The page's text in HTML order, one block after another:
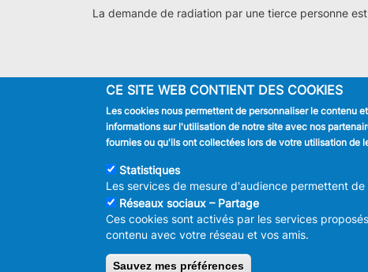
La demande de radiation par une tierce personne est
JE SUIS
Habitant
Journaliste
© 2026 ADMINISTRATION
CE SITE WEB CONTIENT DES COOKIES
Les cookies nous permettent de personnaliser le contenu
informations sur l'utilisation de notre site avec nos
fournies ou qu'ils ont collectées lors de votre utilisation de
Statistiques
Les services de mesure d'audience permettent
Réseaux sociaux – Partage
Ces cookies sont activés par les services
contenu avec votre réseau et vos amis.
Sauvez mes préférences